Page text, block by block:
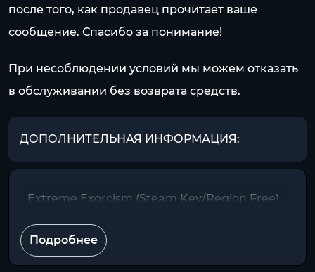
после того, как продавец прочитает ваше
сообщение. Спасибо за понимание!
При несоблюдении условий мы можем отказать
в обслуживании без возврата средств.
ДОПОЛНИТЕЛЬНАЯ ИНФОРМАЦИЯ:
Extreme Exorcism (Steam Key/Region Free)
Подробнее